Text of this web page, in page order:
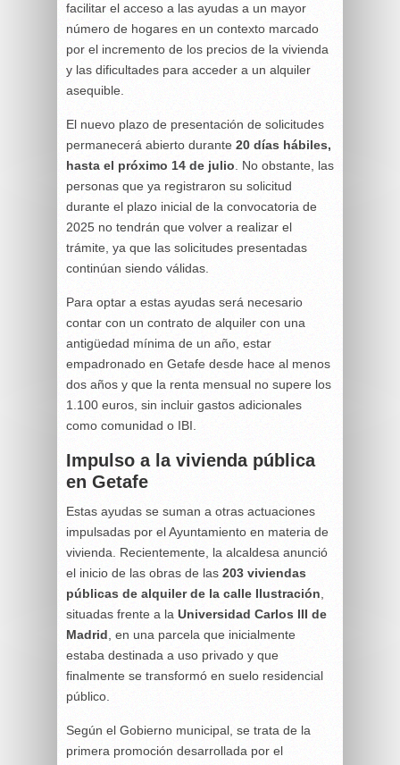
facilitar el acceso a las ayudas a un mayor
número de hogares en un contexto marcado
por el incremento de los precios de la vivienda
y las dificultades para acceder a un alquiler
asequible.
El nuevo plazo de presentación de solicitudes
permanecerá abierto durante 20 días hábiles,
hasta el próximo 14 de julio. No obstante, las
personas que ya registraron su solicitud
durante el plazo inicial de la convocatoria de
2025 no tendrán que volver a realizar el
trámite, ya que las solicitudes presentadas
continúan siendo válidas.
Para optar a estas ayudas será necesario
contar con un contrato de alquiler con una
antigüedad mínima de un año, estar
empadronado en Getafe desde hace al menos
dos años y que la renta mensual no supere los
1.100 euros, sin incluir gastos adicionales
como comunidad o IBI.
Impulso a la vivienda pública
en Getafe
Estas ayudas se suman a otras actuaciones
impulsadas por el Ayuntamiento en materia de
vivienda. Recientemente, la alcaldesa anunció
el inicio de las obras de las 203 viviendas
públicas de alquiler de la calle Ilustración,
situadas frente a la Universidad Carlos III de
Madrid, en una parcela que inicialmente
estaba destinada a uso privado y que
finalmente se transformó en suelo residencial
público.
Según el Gobierno municipal, se trata de la
primera promoción desarrollada por el